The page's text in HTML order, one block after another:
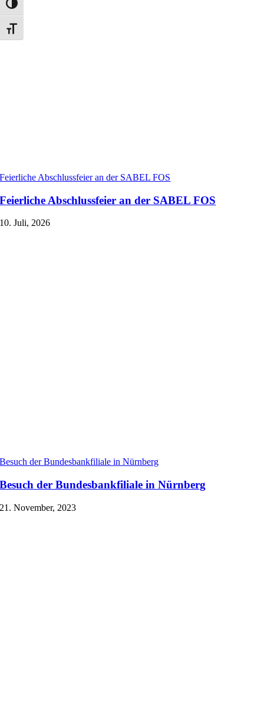
Umschalten auf hohe Kontraste
Schrift vergrößern
Feierliche Abschlussfeier an der SABEL FOS
Feierliche Abschlussfeier an der SABEL FOS
10. Juli, 2026
Besuch der Bundesbankfiliale in Nürnberg
Besuch der Bundesbankfiliale in Nürnberg
21. November, 2023